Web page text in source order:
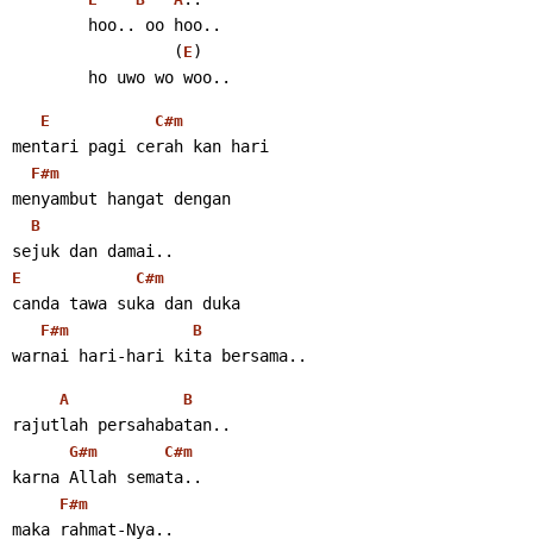
        hoo.. oo hoo..
                 (
E )
        ho uwo wo woo..
E C#m
mentari pagi cerah kan hari
F#m
menyambut hangat dengan
B
sejuk dan damai..
E C#m
canda tawa suka dan duka
F#m B
warnai hari-hari kita bersama..
A B
rajutlah persahabatan..
G#m C#m
karna Allah semata..
F#m
maka rahmat-Nya..